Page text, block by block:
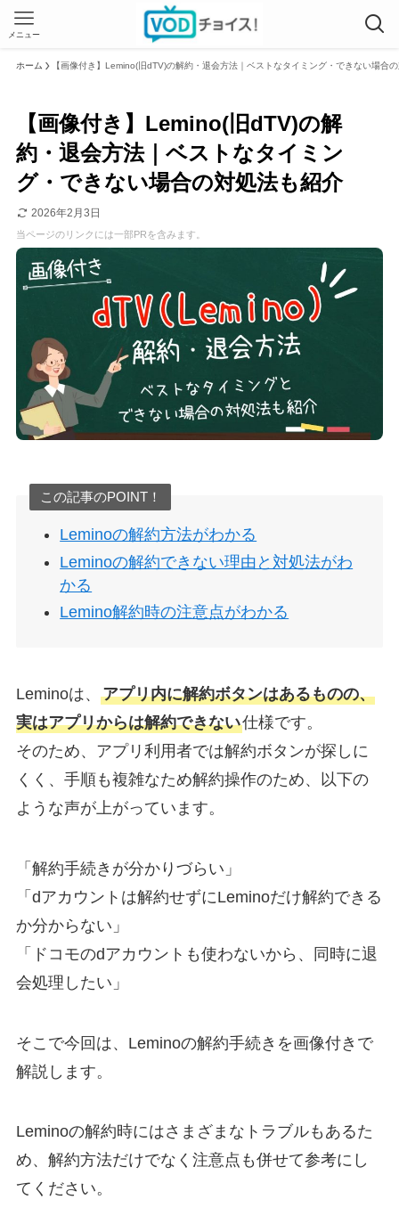
メニュー
ホーム 【画像付き】Lemino(旧dTV)の解約・退会方法｜ベストなタイミング・できない場合
【画像付き】Lemino(旧dTV)の解
約・退会方法｜ベストなタイミン
グ・できない場合の対処法も紹介
2026年2月3日
当ページのリンクには一部PRを含みます。
この記事のPOINT！
Leminoの解約方法がわかる
Leminoの解約できない理由と対処法がわ
かる
Lemino解約時の注意点がわかる
Leminoは、 アプリ内に解約ボタンはあるものの、
実はアプリからは解約できない仕様です。
そのため、アプリ利用者では解約ボタンが探しに
くく、手順も複雑なため解約操作のため、以下の
ような声が上がっています。
「解約手続きが分かりづらい」
「dアカウントは解約せずにLeminoだけ解約できる
か分からない」
「ドコモのdアカウントも使わないから、同時に退
会処理したい」
そこで今回は、Leminoの解約手続きを画像付きで
解説します。
Leminoの解約時にはさまざまなトラブルもあるた
め、解約方法だけでなく注意点も併せて参考にし
てください。